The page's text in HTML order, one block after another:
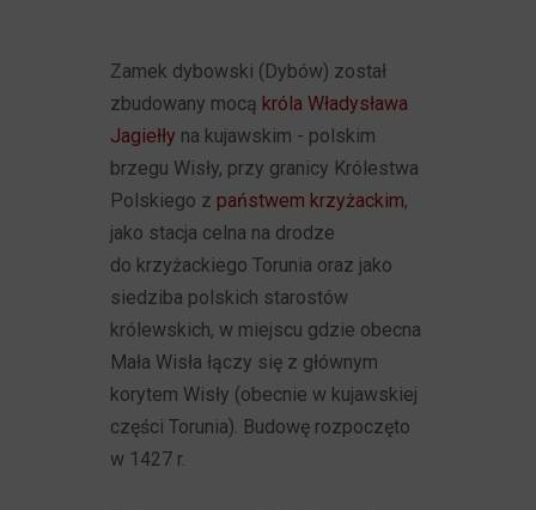
Zamek dybowski (Dybów) został
zbudowany mocą króla Władysława
Jagiełły na kujawskim - polskim
brzegu Wisły, przy granicy Królestwa
Polskiego z państwem krzyżackim,
jako stacja celna na drodze
do krzyżackiego Torunia oraz jako
siedziba polskich starostów
królewskich, w miejscu gdzie obecna
Mała Wisła łączy się z głównym
korytem Wisły (obecnie w kujawskiej
części Torunia). Budowę rozpoczęto
w 1427 r.